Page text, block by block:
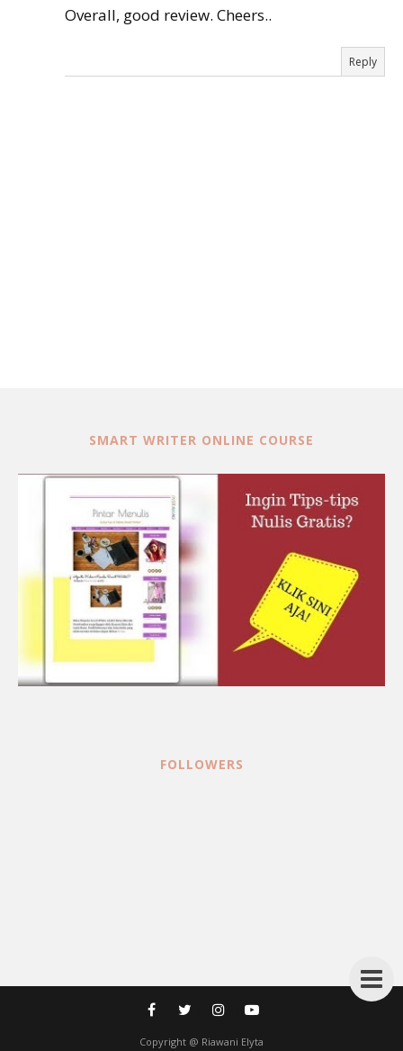
Overall, good review. Cheers..
Reply
SMART WRITER ONLINE COURSE
FOLLOWERS
Copyright @ Riawani Elyta